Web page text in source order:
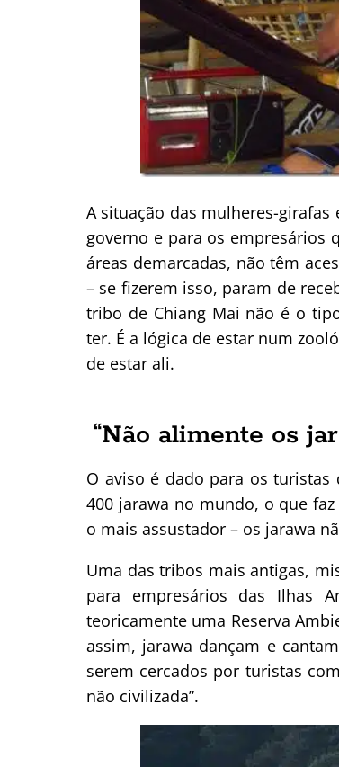
A situação das mulheres-
governo e para os empresários
áreas demarcadas, não têm
– se fizerem isso, param de
tribo de Chiang Mai não é o
ter. É a lógica de estar num
de estar ali.
“Não alimente os
O aviso é dado para os turistas
400 jarawa no mundo, o que
o mais assustador – os jarawa
Uma das tribos mais antigas,
para empresários das Ilhas
teoricamente uma Reserva
assim, jarawa dançam e
serem cercados por turistas
não civilizada”.